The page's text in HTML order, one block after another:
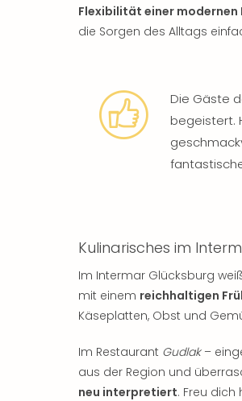
Flexibilität einer modernen
die Sorgen des Alltags
Die Gäste
begeistert.
Kulinarisches im
Im Intermar Glücksburg
mit einem reichhaltigen
Käseplatten, Obst und
Im Restaurant Gudlak–
aus der Region und
neu interpretiert. Freu dich